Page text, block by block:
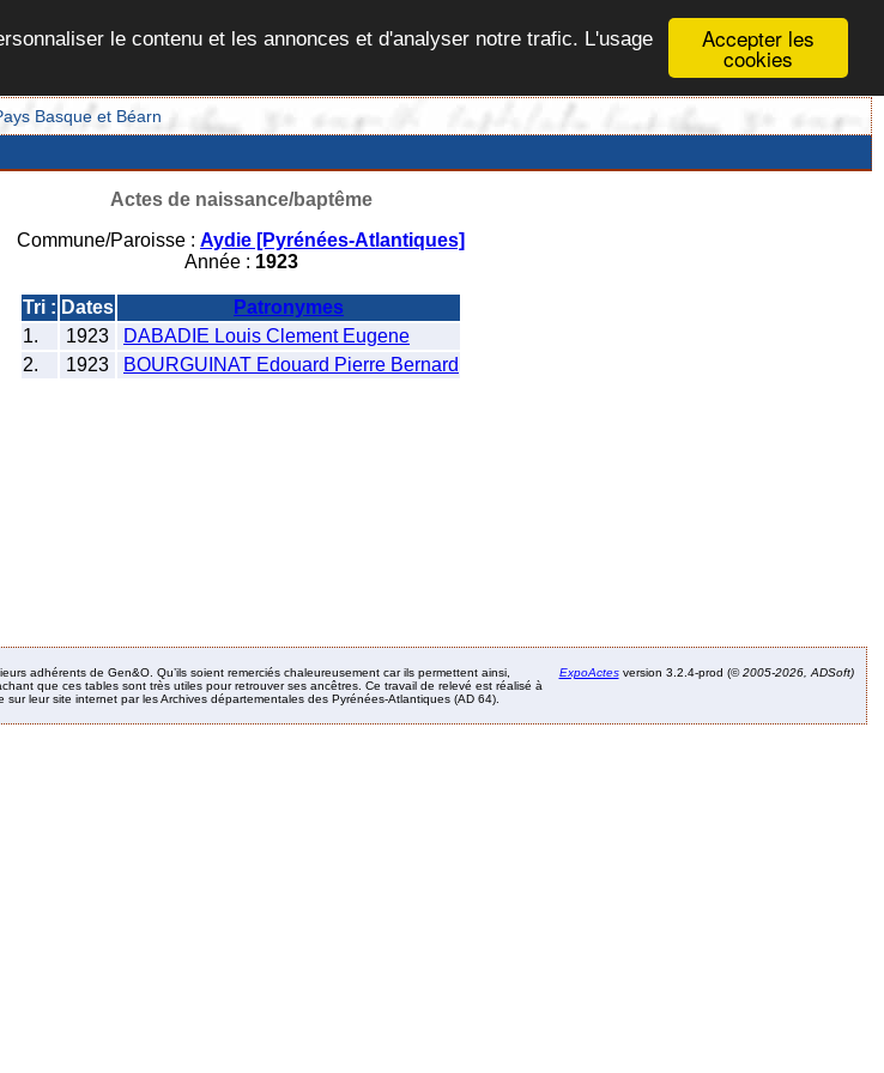
Accepter les
cookies
le contenu et les annonces et d'analyser notre trafic. L'usage
Basque et Béarn
Actes de naissance/baptême
Commune/Paroisse : Aydie [Pyrénées-Atlantiques]
Année : 1923
Tri : Dates
Patronymes
1.
1923
DABADIE Louis Clement Eugene
2.
1923 BOURGUINAT Edouard Pierre Bernard
adhérents de Gen&O. Qu’ils soient remerciés chaleureusement car ils permettent ainsi,
que ces tables sont très utiles pour retrouver ses ancêtres. Ce travail de relevé est réalisé à
leur site internet par les Archives départementales des Pyrénées-Atlantiques (AD 64).
ExpoActesversion 3.2.4-prod (©2005-2026, ADSoft)